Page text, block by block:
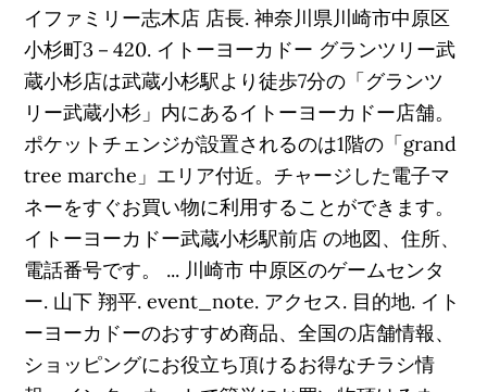
イファミリー志木店 店長. 神奈川県川崎市中原区
小杉町3－420. イトーヨーカドー グランツリー武
蔵小杉店は武蔵小杉駅より徒歩7分の「グランツ
リー武蔵小杉」内にあるイトーヨーカドー店舗。
ポケットチェンジが設置されるのは1階の「grand
tree marche」エリア付近。チャージした電子マ
ネーをすぐお買い物に利用することができます。
イトーヨーカドー武蔵小杉駅前店 の地図、住所、
電話番号です。 ... 川崎市 中原区のゲームセンタ
ー. 山下 翔平. event_note. アクセス. 目的地. イト
ーヨーカドーのおすすめ商品、全国の店舗情報、
ショッピングにお役立ち頂けるお得なチラシ情